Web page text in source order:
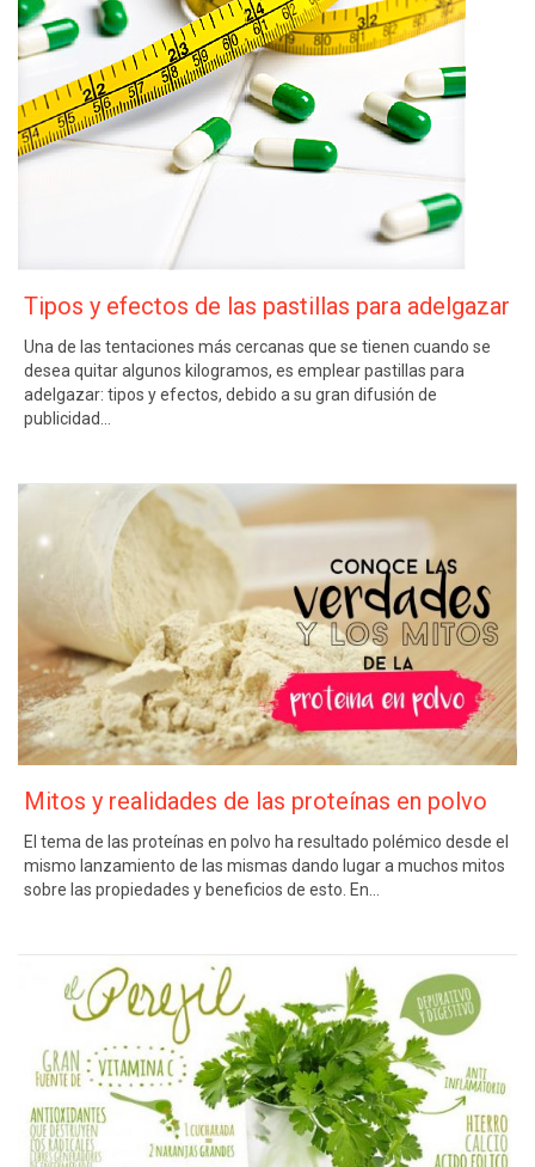
Tipos y efectos de las pastillas para adelgazar
Una de las tentaciones más cercanas que se tienen cuando se
desea quitar algunos kilogramos, es emplear pastillas para
adelgazar: tipos y efectos, debido a su gran difusión de
publicidad…
Mitos y realidades de las proteínas en polvo
El tema de las proteínas en polvo ha resultado polémico desde el
mismo lanzamiento de las mismas dando lugar a muchos mitos
sobre las propiedades y beneficios de esto. En…